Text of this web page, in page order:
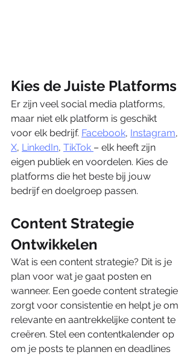
Kies de Juiste Platforms
Er zijn veel social media platforms,
maar niet elk platform is geschikt
voor elk bedrijf. Facebook, Instagram,
X, LinkedIn, TikTok – elk heeft zijn
eigen publiek en voordelen. Kies de
platforms die het beste bij jouw
bedrijf en doelgroep passen.
Content Strategie
Ontwikkelen
Wat is een content strategie? Dit is je
plan voor wat je gaat posten en
wanneer. Een goede content strategie
zorgt voor consistentie en helpt je om
relevante en aantrekkelijke content te
creëren. Stel een contentkalender op
om je posts te plannen en deadlines